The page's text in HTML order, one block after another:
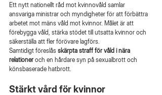
Ett nytt nationellt råd mot kvinnovåld samlar
ansvariga ministrar och myndigheter för att förbättra
arbetet mot mäns våld mot kvinnor. Målet är att
förebygga våld, stärka stödet till utsatta kvinnor och
säkerställa att fler förövare lagförs.
Samtidigt föreslås skärpta straff för våld i nära
relationer och en hårdare syn på sexualbrott och
könsbaserade hatbrott.
Stärkt vård för kvinnor